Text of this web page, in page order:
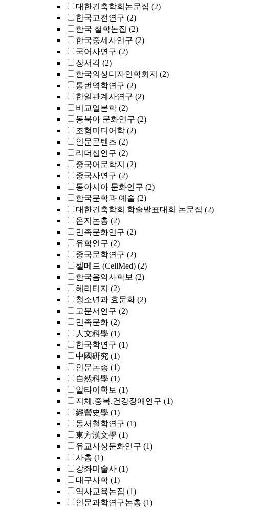
대한건축학회논문집 (2)
한국고전연구 (2)
한국 철학논집 (2)
한국중세사연구 (2)
국어사연구 (2)
장서각 (2)
한국의상디자인학회지 (2)
통번역학연구 (2)
한일관계사연구 (2)
비교일본학 (2)
동북아 문화연구 (2)
조형미디어학 (2)
인문콘텐츠 (2)
리더십연구 (2)
중국어문학지 (2)
중국사연구 (2)
동아시아 문화연구 (2)
한국문학과 예술 (2)
대한건축학회 학술발표대회 논문집 (2)
온지논총 (2)
민족문화연구 (2)
유학연구 (2)
중국문학연구 (2)
셀메드 (CellMed) (2)
한국음악사학보 (2)
헤리티지 (2)
청소년과 효문화 (2)
고문서연구 (2)
민족문화 (2)
人文科學 (1)
한국학연구 (1)
中國硏究 (1)
인문논총 (1)
自然科學 (1)
알타이학보 (1)
지체.중복.건강장애연구 (1)
經營史學 (1)
동서철학연구 (1)
東方漢文學 (1)
유교사상문화연구 (1)
사총 (1)
강좌미술사 (1)
대구사학 (1)
역사교육논집 (1)
인문과학연구논총 (1)